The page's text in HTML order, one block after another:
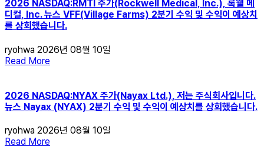
2026 NASDAQ:RMTI 주가(Rockwell Medical, Inc.), 록웰 메
디컬, Inc. 뉴스 VFF(Village Farms) 2분기 수익 및 수익이 예상치
를 상회했습니다.
ryohwa 2026년 08월 10일
Read More
2026 NASDAQ:NYAX 주가(Nayax Ltd.), 저는 주식회사입니다.
뉴스 Nayax (NYAX) 2분기 수익 및 수익이 예상치를 상회했습니다.
ryohwa 2026년 08월 10일
Read More